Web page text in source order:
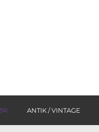
ANTIK / VINTAGE